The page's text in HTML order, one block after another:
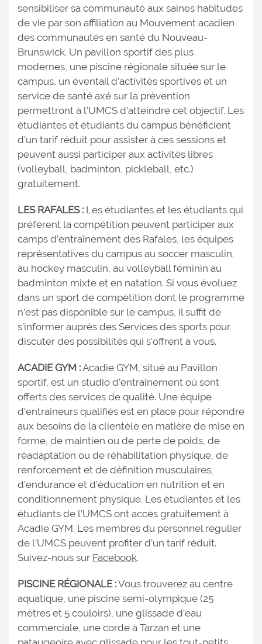
sensibiliser sa communauté aux saines habitudes
de vie par son affiliation au Mouvement acadien
des communautés en santé du Nouveau-
Brunswick. Un pavillon sportif des plus
modernes, une piscine régionale située sur le
campus, un éventail d’activités sportives et un
service de santé axé sur la prévention
permettront à l’UMCS d’atteindre cet objectif. Les
étudiantes et étudiants du campus bénéficient
d’un tarif réduit pour assister à ces sessions et
peuvent aussi participer aux activités libres
(volleyball, badminton, pickleball, etc.)
gratuitement.
LES RAFALES : Les étudiantes et les étudiants qui
préfèrent la compétition peuvent participer aux
camps d’entraînement des Rafales, les équipes
représentatives du campus au soccer masculin,
au hockey masculin, au volleyball féminin au
badminton mixte et en natation. Si vous évoluez
dans un sport de compétition dont le programme
n’est pas disponible sur le campus, il suffit de
s’informer auprès des Services des sports pour
discuter des possibilités qui s’offrent à vous.
ACADIE GYM :Acadie GYM, situé au Pavillon
sportif, est un studio d’entraînement où sont
offerts des services de qualité. Une équipe
d’entraîneurs qualifiés est en place pour répondre
aux besoins de la clientèle en matière de mise en
forme, de maintien ou de perte de poids, de
réadaptation ou de réhabilitation physique, de
renforcement et de définition musculaires,
d’endurance et d’éducation en nutrition et en
conditionnement physique. Les étudiantes et les
étudiants de l’UMCS ont accès gratuitement à
Acadie GYM. Les membres du personnel régulier
de l’UMCS peuvent profiter d’un tarif réduit.
Suivez-nous sur Facebook.
PISCINE RÉGIONALE :Vous trouverez au centre
aquatique, une piscine semi-olympique (25
mètres et 5 couloirs), une glissade d’eau
commerciale, une corde à Tarzan et une